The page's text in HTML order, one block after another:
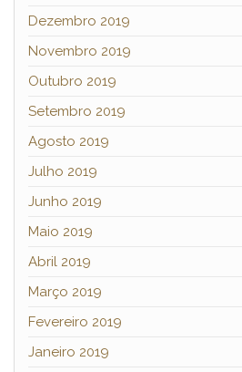
Dezembro 2019
Novembro 2019
Outubro 2019
Setembro 2019
Agosto 2019
Julho 2019
Junho 2019
Maio 2019
Abril 2019
Março 2019
Fevereiro 2019
Janeiro 2019